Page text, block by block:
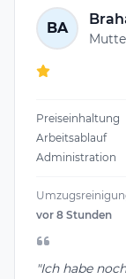
BA
Preiseinhaltung
Arbeitsablauf
Administration
vor 8 Stunden
"Ich habe